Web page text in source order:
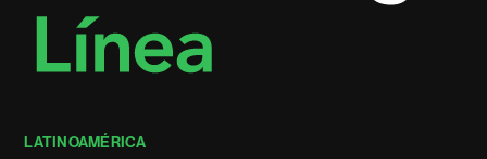
LATINOAMÉRICA